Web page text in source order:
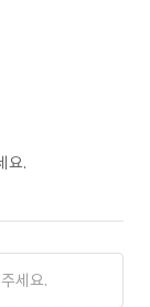
요.
세요.